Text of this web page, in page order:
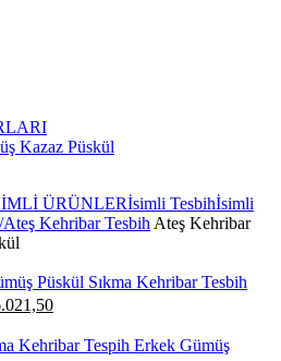
Kazaz Püskül
ÜRÜNLERİsimli Tesbihİsimli
Kehribar Tesbih Ateş Kehribar
Sıkma Kehribar Tesbih
Şu
fiyat:
Erkek Gümüş